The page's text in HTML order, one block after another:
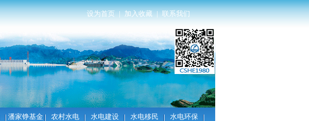
设为首页|加入收藏|联系我们
潘家铮基金 农村水电 水电建设 水电移民
水电环保